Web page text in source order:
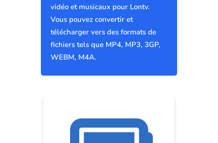
vidéo et musicaux pour Lontv.
Vous pouvez convertir et
télécharger vers des formats de
fichiers tels que MP4, MP3, 3GP,
WEBM, M4A.